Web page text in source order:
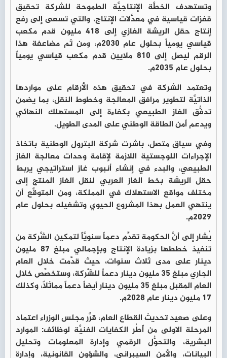
وتستهدف الخطَّة الإنتاجيَّة الطموحة للشركة تحقيق
قفزات قياسية في معدَّلات الإنتاج، والتي تسعى إلى رفع
إنتاج حقل الريشة الغازي إلى 418 مليون قدم مكعب
قياسي يومياً بحلول عام 2030م، ومن ثم مضاعفة هذا
الرقم ليصل إلى 810 ملايين قدم مكعب قياسي يومياً
بحلول عام 2035م.
وتعتمد الشركة في تحقيق هذه الأرقام على مواردها
الذاتيَّة لتطوير مرافق المعالجة وخطوط النقل، بما يضمن
تدفُّق الغاز الطبيعي بكفاءة إلى المستهلك النهائي
ويدعم أمن الطاقة الوطني على المدى الطويل.
وفي سياق متصل، باشرت شركة البترول الوطنية باتخاذ
الإجراءات اللوجستية اللازمة لإقامة وحدات معالجة الغاز
الطبيعي، والبدء في إنشاء أنبوب غاز استراتيجي يربط
حقل الريشة بخط الغاز العربي لنقل الغاز المنتج إلى
مختلف مواقع الاستهلاك في المملكة، ومن المتوقَّع أن
ينتهي العمل بهذا المشروع الحيوي وتشغيله بحلول عام
2029م.
يُشار إلى أنَّ الحكومة تقدِّم دعماً سنويَّاً لتمكين الشَّركة من
تنفيذ خططها بزيادة الإنتاج وبإجمالي مبلغ 87 مليون
دينار على مدى ثلاث سنوات، حيث قدَّمت خلال العام
الجاري مبلغ 35 مليون دينار دعماً للشَّركة، وستخصِّص خلال
العام المقبل مبلغ 35 مليون دينار أيضاً دعماً مماثلاً، وكذلك
17 مليون دينار عام 2028م.
وعلى صعيد تحديث القطاع العام، قرَّر مجلس الوزراء اعتماد
المرحلة الاولى من أًطُر الكفايات الفنيَّة لوظائف: الموارد
البشرية، والتحوُّل الرقمي وإدارة المعلومات وتحليل
البيانات، والأمن السيبراني، والشؤون القانونية، وإدارة